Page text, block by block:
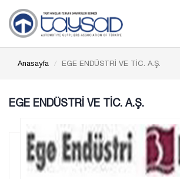
Anasayfa EGE ENDÜSTRİ VE TİC. A.Ş.
EGE ENDÜSTRİ VE TİC. A.Ş.